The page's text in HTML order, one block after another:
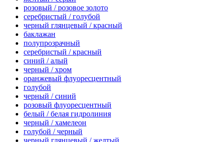
розовый / розовое золото
серебристый / голубой
черный глянцевый / красный
баклажан
полупрозрачный
серебристый / красный
синий / алый
черный / хром
оранжевый флуоресцентный
голубой
черный / синий
розовый флуоресцентный
белый / белая гидролиния
черный / хамелеон
голубой / черный